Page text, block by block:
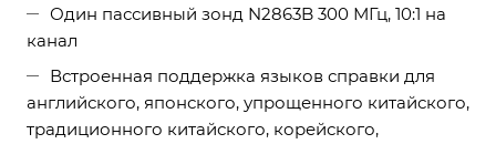
Один пассивный зонд N2863B 300 МГц, 10:1 на
канал
Встроенная поддержка языков справки для
английского, японского, упрощенного китайского,
традиционного китайского, корейского,